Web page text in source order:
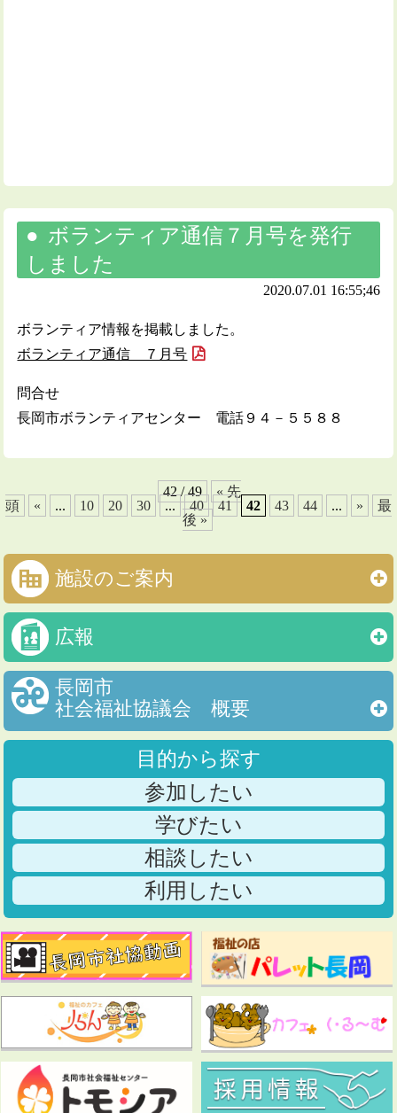
ボランティア通信７月号を発行
しました
2020.07.01 16:55;46
ボランティア情報を掲載しました。
ボランティア通信 ７月号
問合せ
長岡市ボランティアセンター 電話９４－５５８８
42 / 49
« 先
頭
« ... 10 20 30 ... 40 41 42 43 44 ... »
最
後 »
施設のご案内
広報
長岡市
社会福祉協議会 概要
目的から探す
参加したい
学びたい
相談したい
利用したい